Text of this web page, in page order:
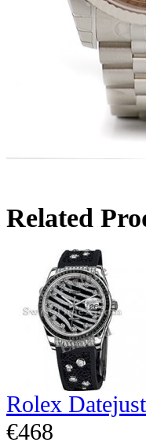
Related
Rolex
€468